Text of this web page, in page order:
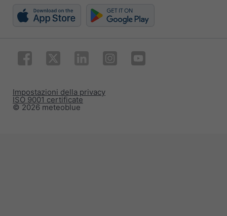
© 2026 meteoblue
ISO 9001 certificate
Impostazioni della privacy